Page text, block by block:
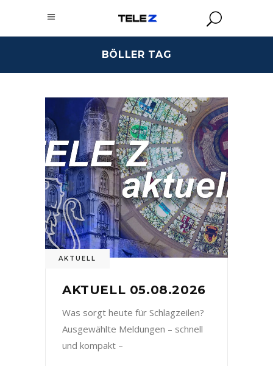
BÖLLER TAG
AKTUELL
AKTUELL 05.08.2026
Was sorgt heute für Schlagzeilen?
Ausgewählte Meldungen – schnell
und kompakt –